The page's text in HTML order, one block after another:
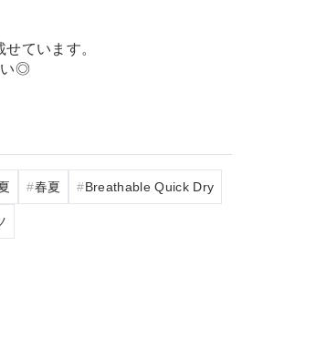
ています。
い◎
春夏 Breathable Quick Dry